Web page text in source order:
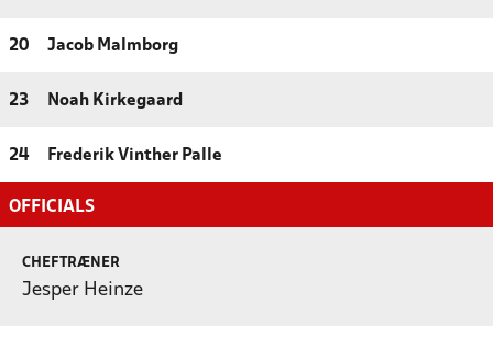
20 Jacob Malmborg
23 Noah Kirkegaard
24 Frederik Vinther Palle
OFFICIALS
CHEFTRÆNER
Jesper Heinze